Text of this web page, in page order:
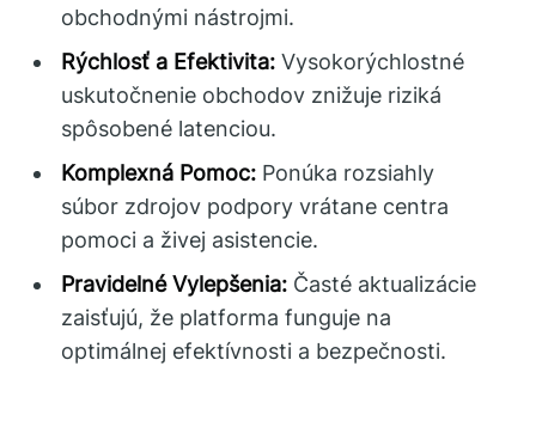
obchodnými nástrojmi.
Rýchlosť a Efektivita: Vysokorýchlostné
uskutočnenie obchodov znižuje riziká
spôsobené latenciou.
Komplexná Pomoc: Ponúka rozsiahly
súbor zdrojov podpory vrátane centra
pomoci a živej asistencie.
Pravidelné Vylepšenia: Časté aktualizácie
zaisťujú, že platforma funguje na
optimálnej efektívnosti a bezpečnosti.